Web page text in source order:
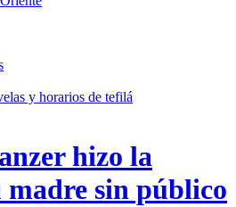
y horarios de tefilá
hizo la
madre sin público